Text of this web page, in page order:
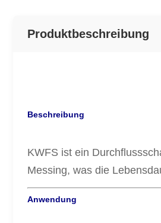
Produktbeschreibung
Beschreibung
KWFS ist ein
Messing, was die
Anwendung